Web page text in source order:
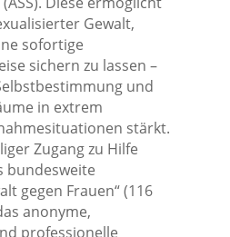
Gewalt,
sofortige
sichern zu lassen –
und
in extrem
stärkt.
Zugang zu Hilfe
bundesweite
gegen Frauen“ (116
anonyme,
professionelle